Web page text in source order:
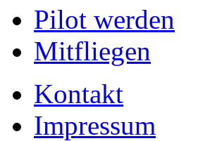
Pilot werden
Mitfliegen
Kontakt
Impressum